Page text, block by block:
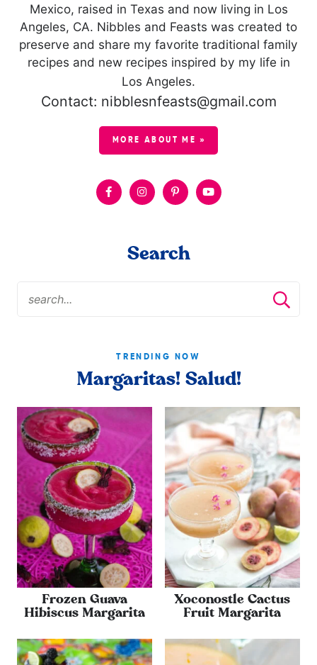
Mexico, raised in Texas and now living in Los
Angeles, CA. Nibbles and Feasts was created to
preserve and share my favorite traditional family
recipes and new recipes inspired by my life in
Los Angeles.
Contact: nibblesnfeasts@gmail.com
MORE ABOUT ME »
Search
TRENDING NOW
Margaritas! Salud!
Frozen Guava
Hibiscus Margarita
Xoconostle Cactus
Fruit Margarita